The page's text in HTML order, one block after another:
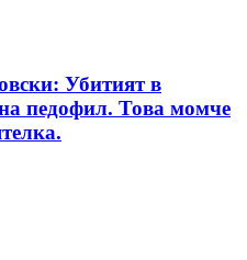
Убитият в
педофил. Това момче